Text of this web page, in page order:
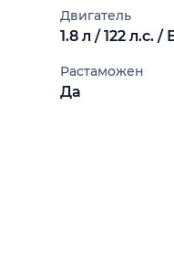
Двигатель
1.8 л / 122 л.с. /
Растаможен
Да